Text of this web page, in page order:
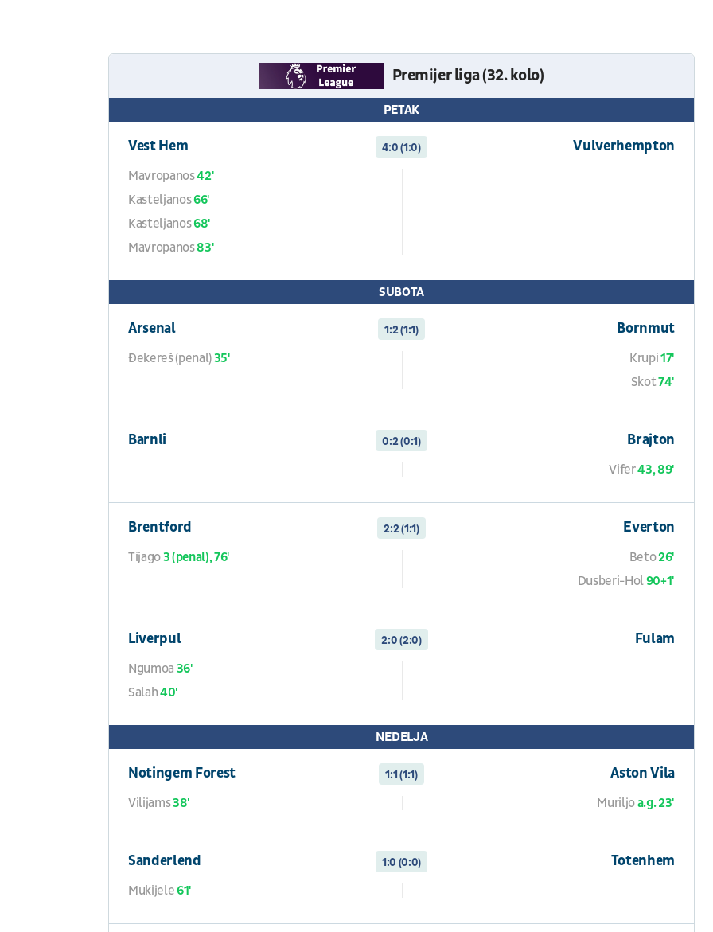
Premijer liga (32. kolo)
PETAK
Vest Hem 4:0 (1:0) Vulverhempton
Mavropanos42'
Kasteljanos66'
Kasteljanos68'
Mavropanos83'
SUBOTA
Arsenal 1:2 (1:1) Bornmut
Đekereš (penal) 35' Krupi17'
Skot74'
Barnli 0:2 (0:1) Brajton
Vifer43, 89'
Brentford 2:2 (1:1) Everton
Tijago 3 (penal), 76' Beto26'
Dusberi-Hol90+1'
Liverpul 2:0 (2:0) Fulam
Ngumoa 36'
Salah40'
NEDELJA
Notingem Forest 1:1 (1:1) Aston Vila
Vilijams38' Muriljoa.g. 23'
Sanderlend 1:0 (0:0) Totenhem
Mukijele61'